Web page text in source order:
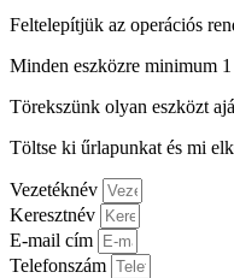
Feltelepítjük az operációs
Minden eszközre minimum
Törekszünk olyan eszközt
Töltse ki űrlapunkat és mi
Vezetéknév
Keresztnév
E-mail cím
Telefonszám